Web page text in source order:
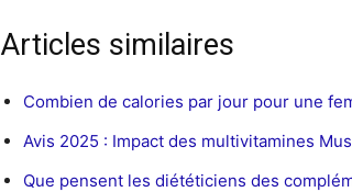
Articles similaires
Combien de calories par jour pour une
Avis 2025 : Impact des multivitamines
Que pensent les diététiciens des